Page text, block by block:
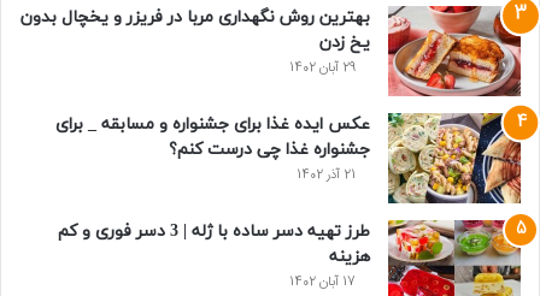
بهترین روش نگهداری مربا در فریزر و یخچال بدون
یخ زدن
29 آبان 1402
عکس ایده غذا برای جشنواره و مسابقه _ برای
جشنواره غذا چی درست کنم؟
21 آذر 1402
طرز تهیه دسر ساده با ژله | 3 دسر فوری و کم
هزینه
17 آبان 1402